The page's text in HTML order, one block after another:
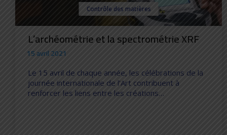
Contrôle des matières
L’archéométrie et la spectrométrie XRF
15 avril 2021
Le 15 avril de chaque année, les célébrations de la
journée internationale de l’Art contribuent à
renforcer les liens entre les créations…